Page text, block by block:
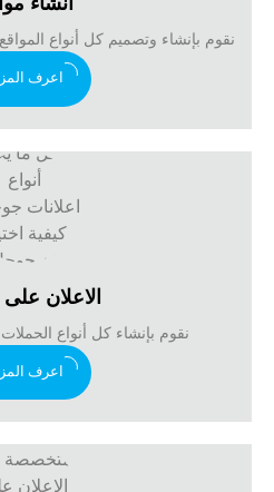
نقوم بإنشاء وتصميم كل أنواع
اعرف
الاعلان
نقوم بإنشاء كل أنواع
اعرف